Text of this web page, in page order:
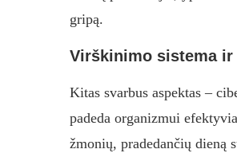
gripą.
Virškinimo sistema ir
Kitas svarbus aspektas –
padeda organizmui
žmonių, pradedančių dieną